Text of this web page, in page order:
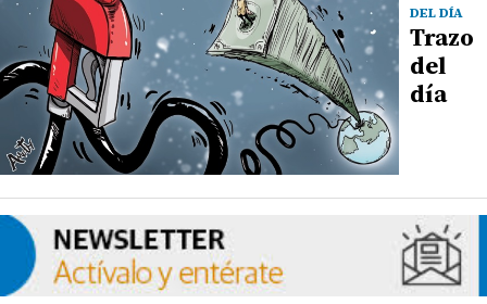
DEL DÍA
Trazo
del
día